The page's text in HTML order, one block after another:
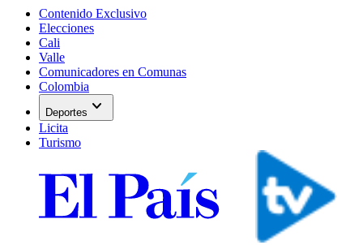
Contenido Exclusivo
Elecciones
Cali
Valle
Comunicadores en Comunas
Colombia
Deportes expand_more
Licita
Turismo